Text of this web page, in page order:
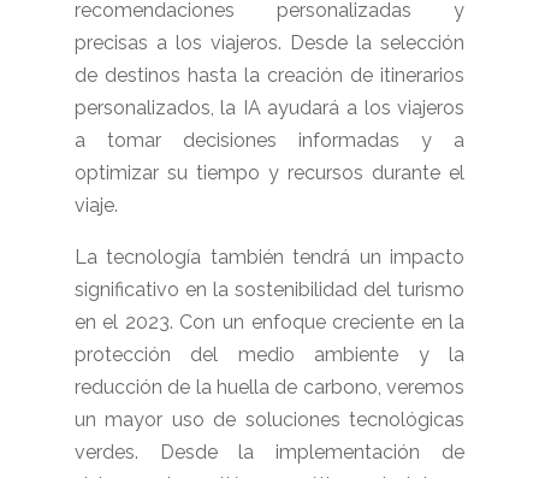
recomendaciones personalizadas y
precisas a los viajeros. Desde la selección
de destinos hasta la creación de itinerarios
personalizados, la IA ayudará a los viajeros
a tomar decisiones informadas y a
optimizar su tiempo y recursos durante el
viaje.
La tecnología también tendrá un impacto
significativo en la sostenibilidad del turismo
en el 2023. Con un enfoque creciente en la
protección del medio ambiente y la
reducción de la huella de carbono, veremos
un mayor uso de soluciones tecnológicas
verdes. Desde la implementación de